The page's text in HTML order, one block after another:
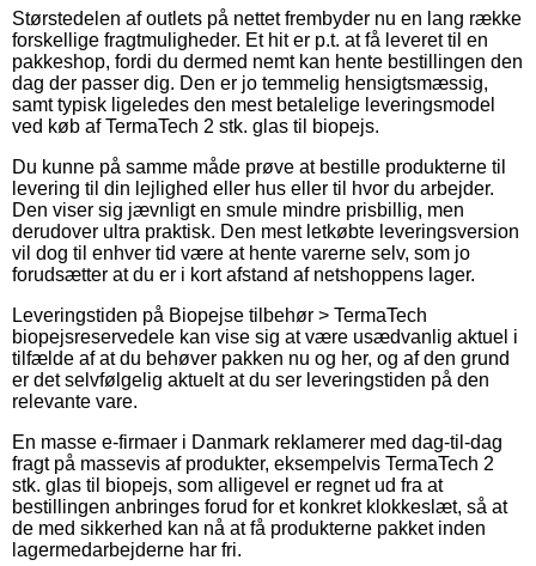
Størstedelen af outlets på nettet frembyder nu en lang række
forskellige fragtmuligheder. Et hit er p.t. at få leveret til en
pakkeshop, fordi du dermed nemt kan hente bestillingen den
dag der passer dig. Den er jo temmelig hensigtsmæssig,
samt typisk ligeledes den mest betalelige leveringsmodel
ved køb af TermaTech 2 stk. glas til biopejs.
Du kunne på samme måde prøve at bestille produkterne til
levering til din lejlighed eller hus eller til hvor du arbejder.
Den viser sig jævnligt en smule mindre prisbillig, men
derudover ultra praktisk. Den mest letkøbte leveringsversion
vil dog til enhver tid være at hente varerne selv, som jo
forudsætter at du er i kort afstand af netshoppens lager.
Leveringstiden på Biopejse tilbehør > TermaTech
biopejsreservedele kan vise sig at være usædvanlig aktuel i
tilfælde af at du behøver pakken nu og her, og af den grund
er det selvfølgelig aktuelt at du ser leveringstiden på den
relevante vare.
En masse e-firmaer i Danmark reklamerer med dag-til-dag
fragt på massevis af produkter, eksempelvis TermaTech 2
stk. glas til biopejs, som alligevel er regnet ud fra at
bestillingen anbringes forud for et konkret klokkeslæt, så at
de med sikkerhed kan nå at få produkterne pakket inden
lagermedarbejderne har fri.